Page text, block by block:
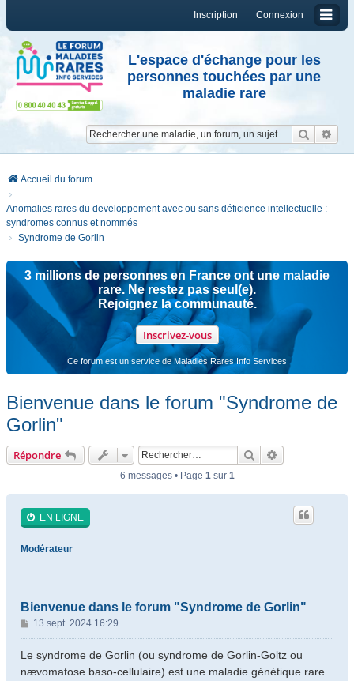
Connexion
Inscription
L'espace d'échange pour les
personnes touchées par une
maladie rare
Accueil du forum
Anomalies rares du developpement avec ou sans déficience intellectuelle :
syndromes connus et nommés
Syndrome de Gorlin
3 millions de personnes en France ont une maladie
rare. Ne restez pas seul(e).
Rejoignez la communauté.
Inscrivez-vous
Ce forum est un service de Maladies Rares Info Services
Bienvenue dans le forum "Syndrome de
Gorlin"
Répondre Rechercher
6 messages • Page 1sur 1
EN LIGNE
Modérateur
Bienvenue dans le forum "Syndrome de Gorlin"
M
e
s
13 sept. 2024 16:29
Le syndrome de Gorlin (ou syndrome de Gorlin-Goltz ou
nævomatose baso-cellulaire) est une maladie génétique rare